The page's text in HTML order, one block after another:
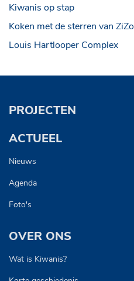
Kiwanis op stap
Koken met de sterren van ZiZo
Louis Hartlooper Complex
PROJECTEN
ACTUEEL
Nieuws
Agenda
Foto's
OVER ONS
Wat is Kiwanis?